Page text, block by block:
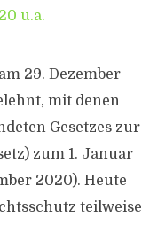
u.a.
29. Dezember
mit denen
Gesetzes zur
zum 1. Januar
2020). Heute
teilweise